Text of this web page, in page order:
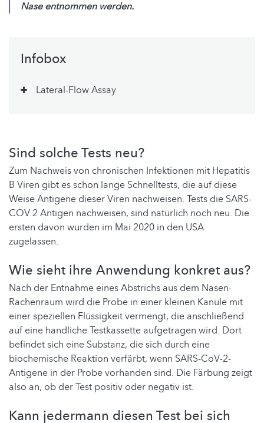
Nase entnommen werden.
Infobox
Lateral-Flow Assay
Sind solche Tests neu?
Zum Nachweis von chronischen Infektionen mit Hepatitis
B Viren gibt es schon lange Schnelltests, die auf diese
Weise Antigene dieser Viren nachweisen. Tests die SARS-
COV 2 Antigen nachweisen, sind natürlich noch neu. Die
ersten davon wurden im Mai 2020 in den USA
zugelassen.
Wie sieht ihre Anwendung konkret aus?
Nach der Entnahme eines Abstrichs aus dem Nasen-
Rachenraum wird die Probe in einer kleinen Kanüle mit
einer speziellen Flüssigkeit vermengt, die anschließend
auf eine handliche Testkassette aufgetragen wird. Dort
befindet sich eine Substanz, die sich durch eine
biochemische Reaktion verfärbt, wenn SARS-CoV-2-
Antigene in der Probe vorhanden sind. Die Färbung zeigt
also an, ob der Test positiv oder negativ ist.
Kann jedermann diesen Test bei sich